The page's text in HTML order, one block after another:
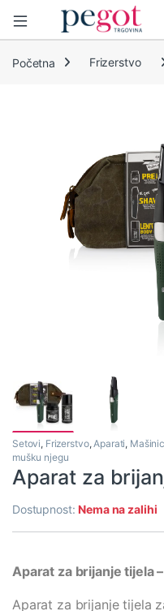
Open
Početna Frizerstvo
Setovi, Frizerstvo,Aparati,
mušku njegu
Aparat za
Dostupnost:Nema na zalihi
Aparat za brijanje tijela
Aparat za brijanje tijela